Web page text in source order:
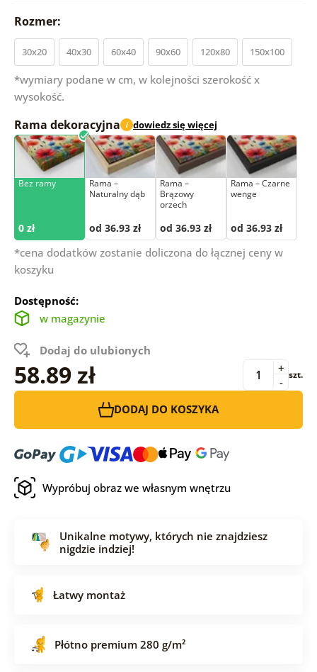
Rozmer:
30x20 40x30 60x40 90x60 120x80 150x100
*wymiary podane w cm, w kolejności szerokość x
wysokość.
Rama dekoracyjna i dowiedz się więcej
Bez ramy
0 zł
Rama –
Naturalny dąb
od 36.93 zł
Rama –
Brązowy
orzech
od 36.93 zł
Rama – Czarne
wenge
od 36.93 zł
*cena dodatków zostanie doliczona do łącznej ceny w
koszyku
Dostępność:
w magazynie
Dodaj do ulubionych
58.89 zł -
+ szt.
DODAJ DO KOSZYKA
Wypróbuj obraz we własnym wnętrzu
Unikalne motywy, których nie znajdziesz
nigdzie indziej!
Łatwy montaż
Płótno premium 280 g/m²